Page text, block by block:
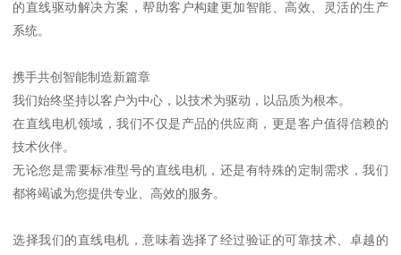
的直线驱动解决方案，帮助客户构建更加智能、高效、灵活的生产
系统。
携手共创智能制造新篇章
我们始终坚持以客户为中心，以技术为驱动，以品质为根本。
在直线电机领域，我们不仅是产品的供应商，更是客户值得信赖的
技术伙伴。
无论您是需要标准型号的直线电机，还是有特殊的定制需求，我们
都将竭诚为您提供专业、高效的服务。
选择我们的直线电机，意味着选择了经过验证的可靠技术、卓越的